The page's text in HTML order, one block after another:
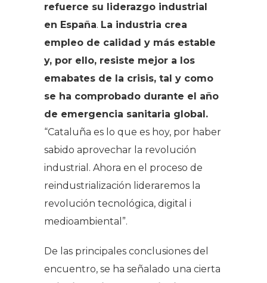
refuerce su liderazgo industrial
en España. La industria crea
empleo de calidad y más estable
y, por ello, resiste mejor a los
emabates de la crisis, tal y como
se ha comprobado durante el año
de emergencia sanitaria global.
“Cataluña es lo que es hoy, por haber
sabido aprovechar la revolución
industrial. Ahora en el proceso de
reindustrialización lideraremos la
revolución tecnológica, digital i
medioambiental”.
De las principales conclusiones del
encuentro, se ha señalado una cierta